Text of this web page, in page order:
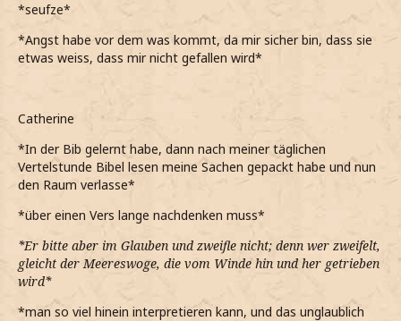
*seufze*
*Angst habe vor dem was kommt, da mir sicher bin, dass sie
etwas weiss, dass mir nicht gefallen wird*
Catherine
*In der Bib gelernt habe, dann nach meiner täglichen
Vertelstunde Bibel lesen meine Sachen gepackt habe und nun
den Raum verlasse*
*über einen Vers lange nachdenken muss*
*Er bitte aber im Glauben und zweifle nicht; denn wer zweifelt,
gleicht der Meereswoge, die vom Winde hin und her getrieben
wird*
*man so viel hinein interpretieren kann, und das unglaublich